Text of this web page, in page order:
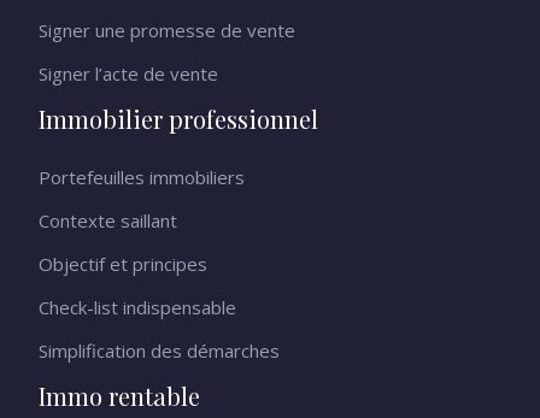
Signer une promesse de vente
Signer l’acte de vente
Immobilier professionnel
Portefeuilles immobiliers
Contexte saillant
Objectif et principes
Check-list indispensable
Simplification des démarches
Immo rentable